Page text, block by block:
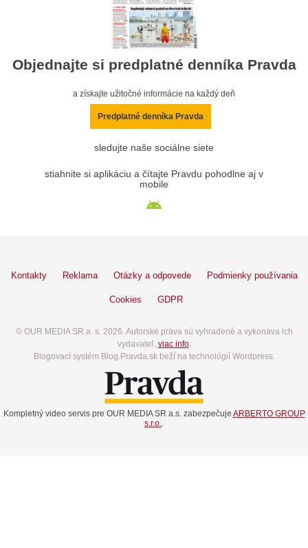
Objednajte si predplatné denníka Pravda
a získajte užitočné informácie na každý deň
Predplatné denníka Pravda
sledujte naše sociálne siete
stiahnite si aplikáciu a čítajte Pravdu pohodlne aj v
mobile
Kontakty Reklama Otázky a odpovede Podmienky používania
Cookies GDPR
© OUR MEDIA SR a. s. 2026. Autorské práva sú vyhradené a vykonáva ich
vydavateľ, viac info.
Blogovací systém Blog.Pravda.sk beží na technológií Wordpress.
Kompletný video servis pre OUR MEDIA SR a.s. zabezpečuje ARBERTO GROUP
s.r.o.